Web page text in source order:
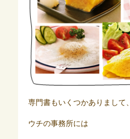
専門書もいくつかありまして、
ウチの事務所には